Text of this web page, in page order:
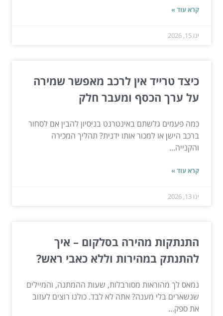
קרא עוד »
ינו 15, 2026
כיצד טרייד אין לרכב מאפשר שמירה
על ערך הכסף ומעבר חלק
כמה פעמים גלשתם באינטרנט בניסיון להבין אם לסחור
ברכב הישן או למכור אותו ידנית? תהליך המכירה
והקנייה...
קרא עוד »
ינו 13, 2026
התנתקות מהירה בסלקום – איך
להתנתק במהירות וללא כאבי ראש?
נמאס לך מהוראות מסורבלות, שעות ההמתנה, והמיילים
שנשארים בלי מענה? אתה לא לבד. כולנו רוצים לעזוב
את ספק...